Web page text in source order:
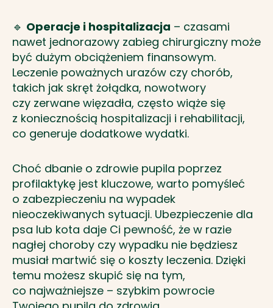
🔹 Operacje i hospitalizacja – czasami
nawet jednorazowy zabieg chirurgiczny może
być dużym obciążeniem finansowym.
Leczenie poważnych urazów czy chorób,
takich jak skręt żołądka, nowotwory
czy zerwane więzadła, często wiąże się
z koniecznością hospitalizacji i rehabilitacji,
co generuje dodatkowe wydatki.
Choć dbanie o zdrowie pupila poprzez
profilaktykę jest kluczowe, warto pomyśleć
o zabezpieczeniu na wypadek
nieoczekiwanych sytuacji. Ubezpieczenie dla
psa lub kota daje Ci pewność, że w razie
nagłej choroby czy wypadku nie będziesz
musiał martwić się o koszty leczenia. Dzięki
temu możesz skupić się na tym,
co najważniejsze – szybkim powrocie